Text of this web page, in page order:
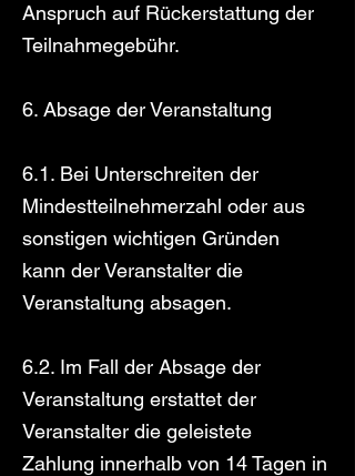
Anspruch auf Rückerstattung der
Teilnahmegebühr.
6. Absage der Veranstaltung
6.1. Bei Unterschreiten der
Mindestteilnehmerzahl oder aus
sonstigen wichtigen Gründen
kann der Veranstalter die
Veranstaltung absagen.
6.2. Im Fall der Absage der
Veranstaltung erstattet der
Veranstalter die geleistete
Zahlung innerhalb von 14 Tagen in